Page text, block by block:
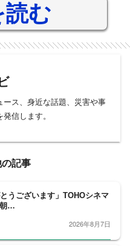
読む
ース、身近な話題、災害や事
信します。
記事
うございます」TOHOシネマ
…
2026年8月7日